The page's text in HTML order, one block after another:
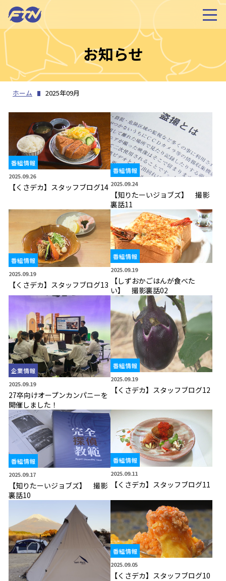
お知らせ
ホーム 2025年09月
番組情報
2025.09.26
【くさデカ】スタッフブログ14
番組情報
2025.09.24
【知りたーいジョブズ】 撮影
裏話11
番組情報
2025.09.19
【くさデカ】スタッフブログ13
番組情報
2025.09.19
【しずおかごはんが食べた
い】 撮影裏話02
企業情報
2025.09.19
27卒向けオープンカンパニーを
開催しました！
番組情報
2025.09.19
【くさデカ】スタッフブログ12
番組情報
2025.09.17
【知りたーいジョブズ】 撮影
裏話10
番組情報
2025.09.11
【くさデカ】スタッフブログ11
番組情報
2025.09.05
【くさデカ】スタッフブログ10